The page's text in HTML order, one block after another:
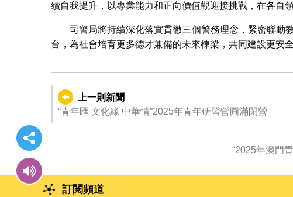
續自我提升，以專業能力和正向價值觀迎接挑戰，在各自
司警局將持續深化落實貫徹三個警務理念，緊密聯動
台，為社會培育更多德才兼備的未來棟梁，共同建設更安
上一則新聞
“青年匯 文化緣 中華情”2025年青年研習營圓滿閉營
“2025年澳門
訂閱頻道